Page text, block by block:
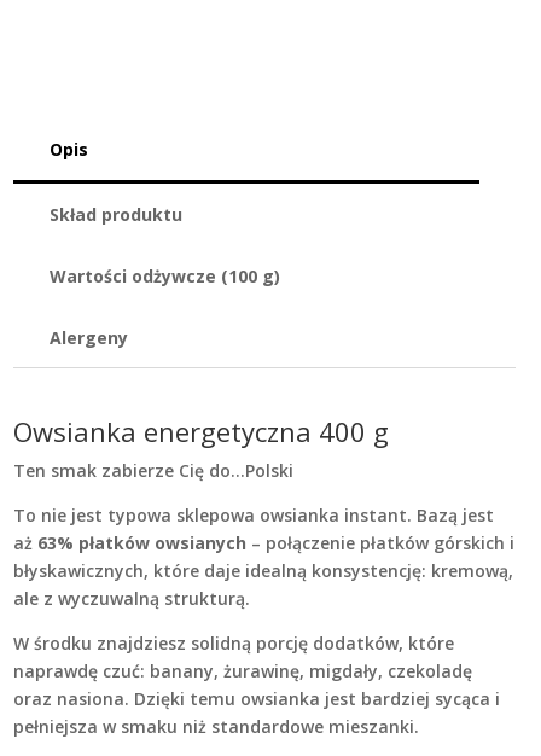
Opis
Skład produktu
Wartości odżywcze (100 g)
Alergeny
Owsianka energetyczna 400 g
Ten smak zabierze Cię do…Polski
To nie jest typowa sklepowa owsianka instant. Bazą jest
aż 63% płatków owsianych – połączenie płatków górskich i
błyskawicznych, które daje idealną konsystencję: kremową,
ale z wyczuwalną strukturą.
W środku znajdziesz solidną porcję dodatków, które
naprawdę czuć: banany, żurawinę, migdały, czekoladę
oraz nasiona. Dzięki temu owsianka jest bardziej sycąca i
pełniejsza w smaku niż standardowe mieszanki.